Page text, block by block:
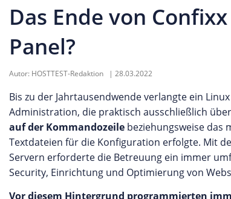
Das Ende von
Panel?
Autor: HOSTTEST-Redaktion | 28.03.2022
Bis zu der Jahrtausendwende verlangte ein
Administration, die praktisch ausschließlich über
auf der Kommandozeile beziehungsweise das
Textdateien für die Konfiguration erfolgte. Mit
Servern erforderte die Betreuung ein immer
Security, Einrichtung und Optimierung von
Vor diesem Hintergrund programmierten